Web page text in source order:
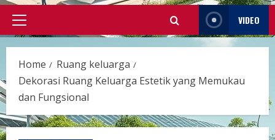
Primary
Menu
VIDEO
Home
Ruang keluarga
Dekorasi Ruang Keluarga Estetik yang Memukau
dan Fungsional